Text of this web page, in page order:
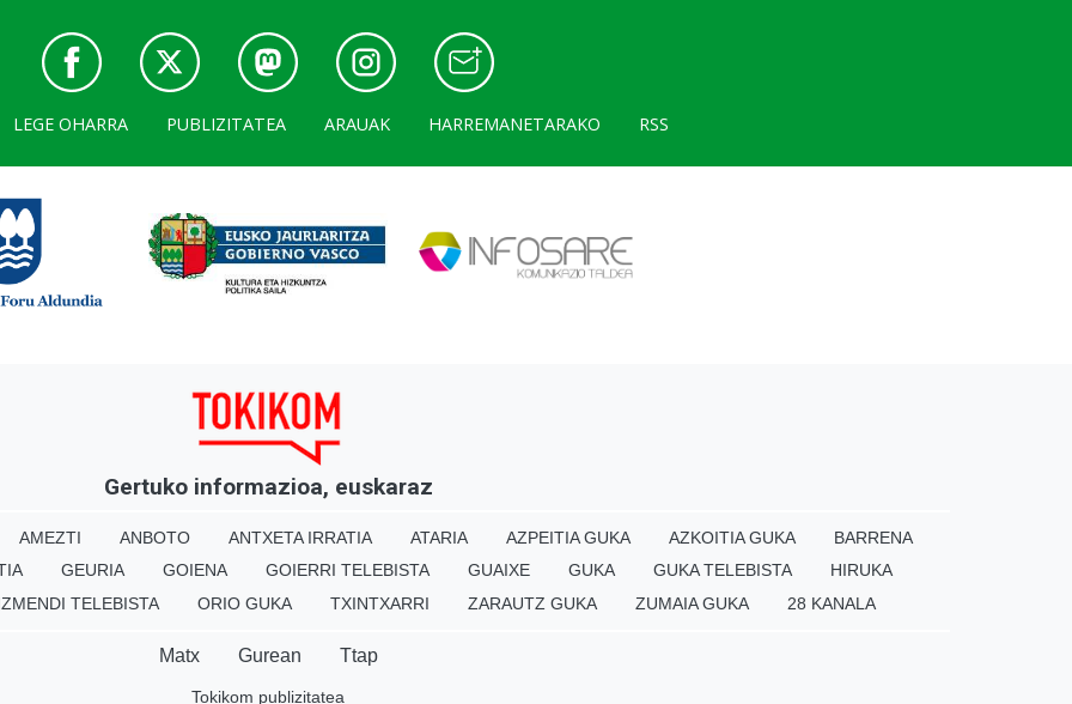
LEGE OHARRA PUBLIZITATEA ARAUAK HARREMANETARAKO RSS
Gertuko informazioa, euskaraz
AMEZTI ANBOTO ANTXETA IRRATIA ATARIA AZPEITIA GUKA AZKOITIA GUKA
BARRENA
GEURIA GOIENA GOIERRI TELEBISTA GUAIXE GUKA GUKA TELEBISTA
HIRUKA
TELEBISTA ORIO GUKA TXINTXARRI ZARAUTZ GUKA ZUMAIA GUKA 28 KANALA
Matx Gurean Ttap
Tokikom publizitatea